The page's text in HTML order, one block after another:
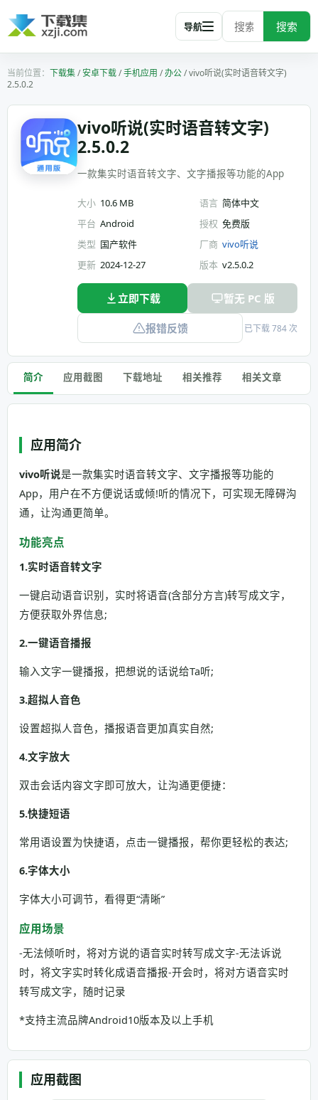
搜索
导航
下载集/安卓下载/手机应用 /办公/vivo听说(实时语音转文字)
2.5.0.2
vivo听说(实时语音转文字)
2.5.0.2
一款集实时语音转文字、文字播报等功能的App
大小 10.6 MB 语言 简体中文
平台 Android 授权 免费版
类型 国产软件 厂商 vivo听说
更新 2024-12-27 版本 v2.5.0.2
立即下载 暂无 PC 版
报错反馈 已下载 784 次
简介 应用截图 下载地址 相关推荐 相关文章
应用简介
vivo听说是一款集实时语音转文字、文字播报等功能的
App，用户在不方便说话或倾!听的情况下，可实现无障碍沟
通，让沟通更简单。
功能亮点
1.实时语音转文字
一键启动语音识别，实时将语音(含部分方言)转写成文字，
方便获取外界信息;
2.一键语音播报
输入文字一键播报，把想说的话说给Ta听;
3.超拟人音色
设置超拟人音色，播报语音更加真实自然;
4.文字放大
双击会话内容文字即可放大，让沟通更便捷：
5.快捷短语
常用语设置为快捷语，点击一键播报，帮你更轻松的表达;
6.字体大小
字体大小可调节，看得更“清晰”
应用场景
-无法倾听时，将对方说的语音实时转写成文字-无法诉说
时，将文字实时转化成语音播报-开会时，将对方语音实时
转写成文字，随时记录
*支持主流品牌Android10版本及以上手机
应用截图